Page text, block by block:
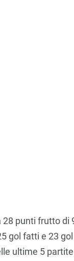
28 punti frutto di
gol fatti e 23
ultime 5